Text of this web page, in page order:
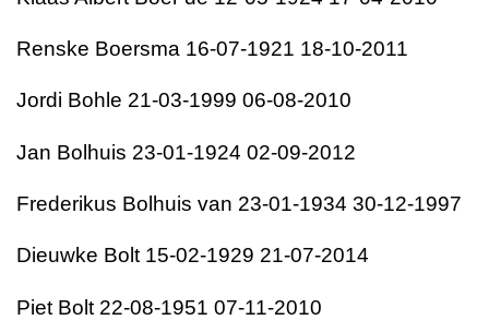
Renske Boersma 16-07-1921 18-10-2011
Jordi Bohle 21-03-1999 06-08-2010
Jan Bolhuis 23-01-1924 02-09-2012
Frederikus Bolhuis van 23-01-1934 30-12-1997
Dieuwke Bolt 15-02-1929 21-07-2014
Piet Bolt 22-08-1951 07-11-2010